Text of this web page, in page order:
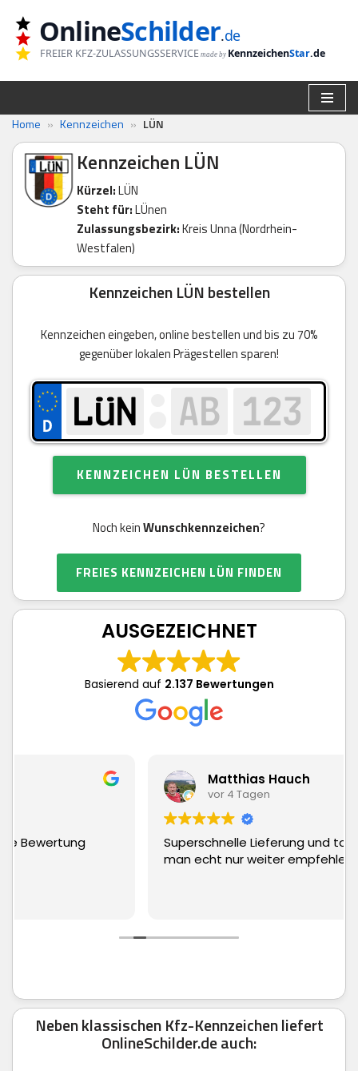
Zum
Inhalt
springen
OnlineSchilder.de
FREIER KFZ-ZULASSUNGSSERVICE made by KennzeichenStar.de
Home » Kennzeichen » LÜN
Kennzeichen LÜN
Kürzel:LÜN
Steht für:LÜnen
Zulassungsbezirk:Kreis Unna (Nordrhein-
Westfalen)
Kennzeichen LÜN bestellen
Kennzeichen eingeben, online bestellen und bis zu 70%
gegenüber lokalen Prägestellen sparen!
KENNZEICHEN LÜN BESTELLEN
Noch keinWunschkennzeichen?
FREIES KENNZEICHEN LÜN FINDEN
AUSGEZEICHNET
Basierend auf 2.137 Bewertungen
Matthias Hauch
Superschnelle Lieferung und top Ware. Kann
man echt nur weiter empfehlen.
Neben klassischen Kfz-Kennzeichen liefert
OnlineSchilder.de auch: